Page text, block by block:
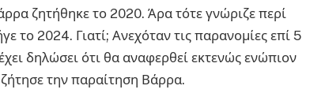
ζητήθηκε το 2020. Άρα τότε γνώριζε περί
το 2024. Γιατί; Ανεχόταν τις παρανομίες επί 5
δηλώσει ότι θα αναφερθεί εκτενώς ενώπιον
την παραίτηση Βάρρα.